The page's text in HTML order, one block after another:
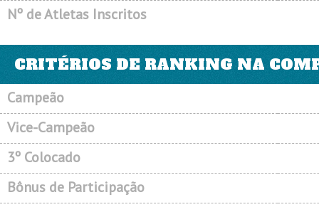
Nº de Atletas Inscritos
CRITÉRIOS DE RANKING NA
Campeão
Vice-Campeão
3º Colocado
Bônus de Participação